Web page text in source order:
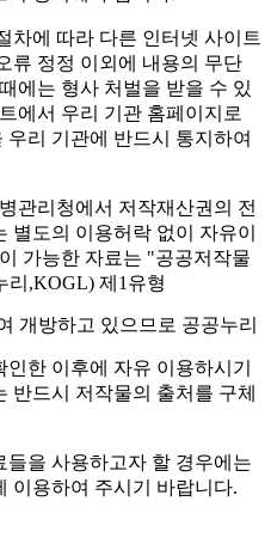
차에 따라 다른 인터넷 사이트
류 정정 이외에 내용의 무단
에는 형사 처벌을 받을 수 있
에서 우리 기관 홈페이지로
리 기관에 반드시 통지하여
관리청에서 저작재산권의 전
별도의 이용허락 없이 자유이
가능한 자료는 "공공저작물
리,KOGL) 제1유형
개방하고 있으므로 공공누리
한 이후에 자유 이용하시기
반드시 저작물의 출처를 구체
을 사용하고자 할 경우에는
이용하여 주시기 바랍니다.